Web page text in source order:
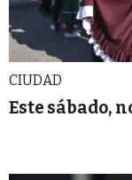
CIUDAD
Este sábado,